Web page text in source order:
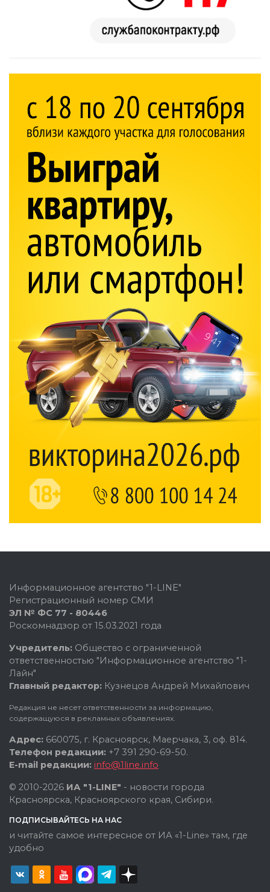
Информационное агентство "1-LINE"
Регистрационный номер СМИ
ЭЛ № ФС 77 - 80446
Роскомнадзор от 15.03.2021 года
Учредитель: Общество с ограниченной
ответственностью "Информационное агентство "1-
Лайн"
Главный редактор: Кузнецов Андрей Михайлович
Редакция не несет ответственности за информацию,
содержащуюся в рекламных объявлениях.
Адрес: 660075, г. Красноярск, Маерчака, 3, оф. 814.
Телефон редакции: +7 391 290-69-50.
E-mail редакции: info@1line.info
© 2010-2026 ИА "1-LINE" - новости города
Красноярска, Красноярского края, Сибири.
ПОДПИСЫВАЙТЕСЬ НА НАС
и читайте самое интересное от ИА «1-Line» там, где
удобно